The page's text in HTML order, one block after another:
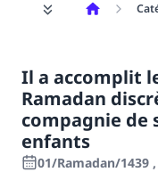
Il a accomplit
Ramadan
compagnie de
enfants
01/Ramadan/1439